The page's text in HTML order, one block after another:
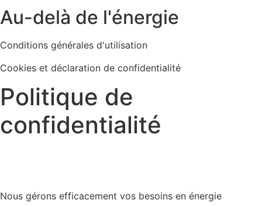
Au-delà de l'énergie
Conditions générales d'utilisation
Cookies et déclaration de confidentialité
Politique de
confidentialité
Nous gérons efficacement vos besoins en énergie